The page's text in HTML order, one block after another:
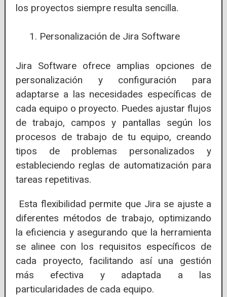
los proyectos siempre resulta sencilla.
Personalización de Jira Software
Jira Software ofrece amplias opciones de
personalización y configuración para
adaptarse a las necesidades específicas de
cada equipo o proyecto. Puedes ajustar flujos
de trabajo, campos y pantallas según los
procesos de trabajo de tu equipo, creando
tipos de problemas personalizados y
estableciendo reglas de automatización para
tareas repetitivas.
Esta flexibilidad permite que Jira se ajuste a
diferentes métodos de trabajo, optimizando
la eficiencia y asegurando que la herramienta
se alinee con los requisitos específicos de
cada proyecto, facilitando así una gestión
más efectiva y adaptada a las
particularidades de cada equipo.